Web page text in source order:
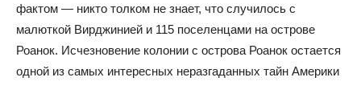
фактом — никто толком не знает, что случилось с
малюткой Вирджинией и 115 поселенцами на острове
Роанок. Исчезновение колонии с острова Роанок остается
одной из самых интересных неразгаданных тайн Америки